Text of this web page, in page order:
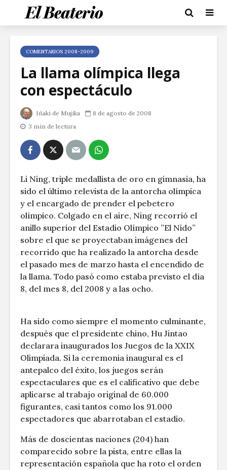
COMENTARIOS 2008-2009
La llama olímpica llega
con espectáculo
Iñaki de Mujika
8 de agosto de 2008
3 min de lectura
Li Ning, triple medallista de oro en gimnasia, ha
sido el último relevista de la antorcha olímpica
y el encargado de prender el pebetero
olímpico. Colgado en el aire, Ning recorrió el
anillo superior del Estadio Olímpico ”El Nido”
sobre el que se proyectaban imágenes del
recorrido que ha realizado la antorcha desde
el pasado mes de marzo hasta el encendido de
la llama. Todo pasó como estaba previsto el día
8, del mes 8, del 2008 y a las ocho.
Ha sido como siempre el momento culminante,
después que el presidente chino, Hu Jintao
declarara inaugurados los Juegos de la XXIX
Olimpiada. Si la ceremonia inaugural es el
antepalco del éxito, los juegos serán
espectaculares que es el calificativo que debe
aplicarse al trabajo original de 60.000
figurantes, casi tantos como los 91.000
espectadores que abarrotaban el estadio.
Más de doscientas naciones (204) han
comparecido sobre la pista, entre ellas la
representación española que ha roto el orden